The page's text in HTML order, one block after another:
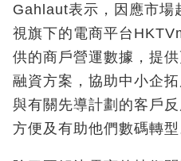
Gahlaut表示，因應市場
視旗下的電商平台
供的商戶營運數據，提
融資方案，協助中小企
與有關先導計劃的客戶
方便及有助他們數碼轉型